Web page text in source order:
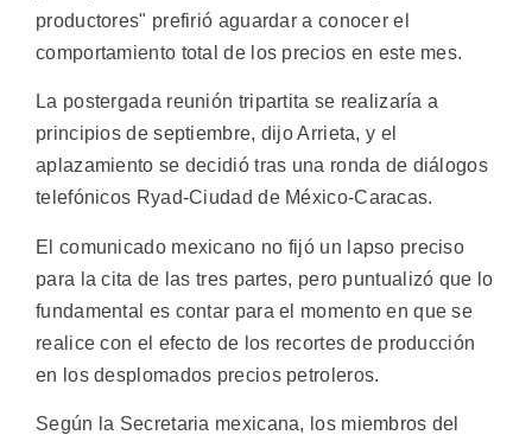
productores" prefirió aguardar a conocer el
comportamiento total de los precios en este mes.
La postergada reunión tripartita se realizaría a
principios de septiembre, dijo Arrieta, y el
aplazamiento se decidió tras una ronda de diálogos
telefónicos Ryad-Ciudad de México-Caracas.
El comunicado mexicano no fijó un lapso preciso
para la cita de las tres partes, pero puntualizó que lo
fundamental es contar para el momento en que se
realice con el efecto de los recortes de producción
en los desplomados precios petroleros.
Según la Secretaria mexicana, los miembros del